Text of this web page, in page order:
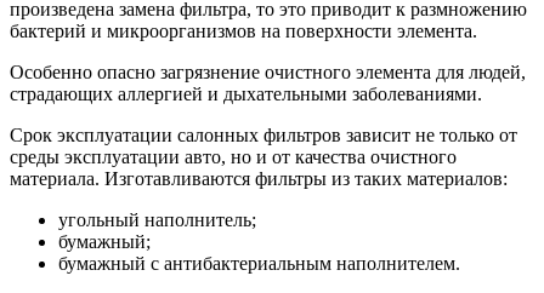
произведена замена фильтра, то это приводит к размножению
бактерий и микроорганизмов на поверхности элемента.
Особенно опасно загрязнение очистного элемента для людей,
страдающих аллергией и дыхательными заболеваниями.
Срок эксплуатации салонных фильтров зависит не только от
среды эксплуатации авто, но и от качества очистного
материала. Изготавливаются фильтры из таких материалов:
угольный наполнитель;
бумажный;
бумажный с антибактериальным наполнителем.